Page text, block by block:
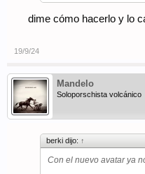
dime cómo hacerlo y lo
19/9/24
Mandelo
Soloporschista volcánico
berki dijo: ↑
Con el nuevo avatar ya